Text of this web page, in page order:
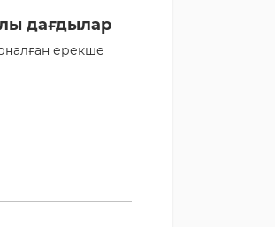
дағдылар
ерекше